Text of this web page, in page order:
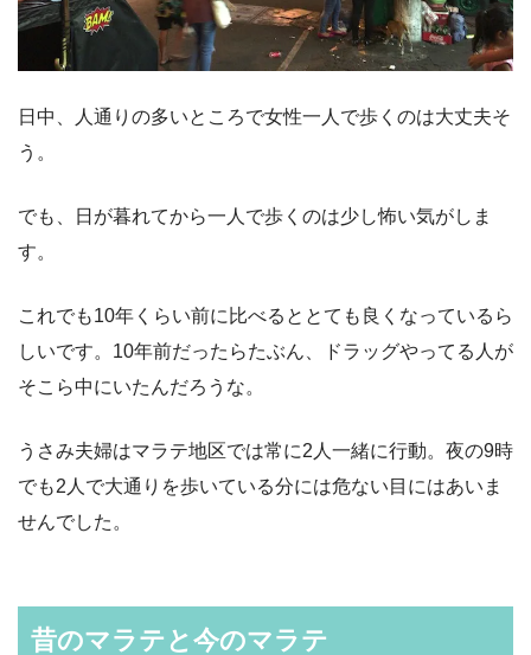
日中、人通りの多いところで女性一人で歩くのは大丈夫そ
う。
でも、日が暮れてから一人で歩くのは少し怖い気がしま
す。
これでも10年くらい前に比べるととても良くなっているら
しいです。10年前だったらたぶん、ドラッグやってる人が
そこら中にいたんだろうな。
うさみ夫婦はマラテ地区では常に2人一緒に行動。夜の9時
でも2人で大通りを歩いている分には危ない目にはあいま
せんでした。
昔のマラテと今のマラテ